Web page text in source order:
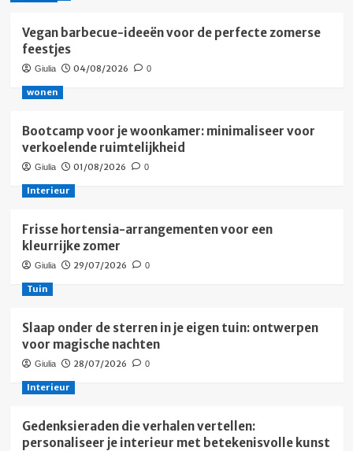
Vegan barbecue-ideeën voor de perfecte zomerse
feestjes
Giulia 04/08/2026 0
wonen
Bootcamp voor je woonkamer: minimaliseer voor
verkoelende ruimtelijkheid
Giulia 01/08/2026 0
Interieur
Frisse hortensia-arrangementen voor een
kleurrijke zomer
Giulia 29/07/2026 0
Tuin
Slaap onder de sterren in je eigen tuin: ontwerpen
voor magische nachten
Giulia 28/07/2026 0
Interieur
Gedenksieraden die verhalen vertellen:
personaliseer je interieur met betekenisvolle kunst